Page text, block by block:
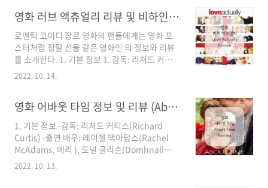
겁..
빌(Hugh Bonneville, 버니 역), 리스 이판
(Rhys Ifans, 스파이크 역) -러닝 타임: 124분 -
개봉 연도: 1999년 2. 영화의 줄거리 지구에서 가
장 아름다운 여자이자 세계적인 슈퍼스타인 여배
우 ‘안나 스콧’이 런던 노팅힐의 한 여행 전문 서
점을 방문하게 된다. 그곳에서 그녀는 그 서점을
은 첫눈에 서로에게 끌..
영화 러브 액츄얼리 리뷰 및 비하인드 스토리(Love Actually) / 각양 각색의 사랑 이야기
로맨틱 코미디 장르 영화의 팬들에게는 영화 포
스터처럼 정말 선물 같은 영화인 의 정보와 리뷰
를 소개한다. 1. 기본 정보 1. 감독: 리처드 커티스
(Richard Curtis) 2. 출연 배우: 휴 그랜트
미 ), 로라 리니(Lauran Linney, 사라 역), 엠마
톰슨(Emma Thompson, 캐런 ), 앨 릭먼(Alan
Rickman, 해리 역), 키이라 나이틀리(Keira
Knightley, 줄리엣 ), 마틴 맥커(Martine
McCutcheon, 나탈리 ), 빌 나이(Bill Nighy, 빌
리 맥 역), 로완 앳킷슨(Rowan Atkinson, 루퍼
2022. 10. 14.
영화 어바웃 타임 정보 및 리뷰 (About Time) / 사랑스러운 시간 여행자
1. 기본 정보 -감독: 리처드 커티스(Richard
Curtis) -출연 배우: 레이첼 맥아담스(Rachel
McAdams, 메리 ), 도널 글리슨(Domhnall
Gleeson, 팀 역), 마고 로비(Margot Robbie, 샬
2022. 10. 13.